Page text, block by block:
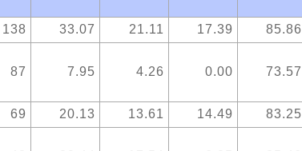
138 33.07 21.11 17.39 85.86
87 7.95 4.26 0.00 73.57
69 20.13 13.61 14.49 83.25